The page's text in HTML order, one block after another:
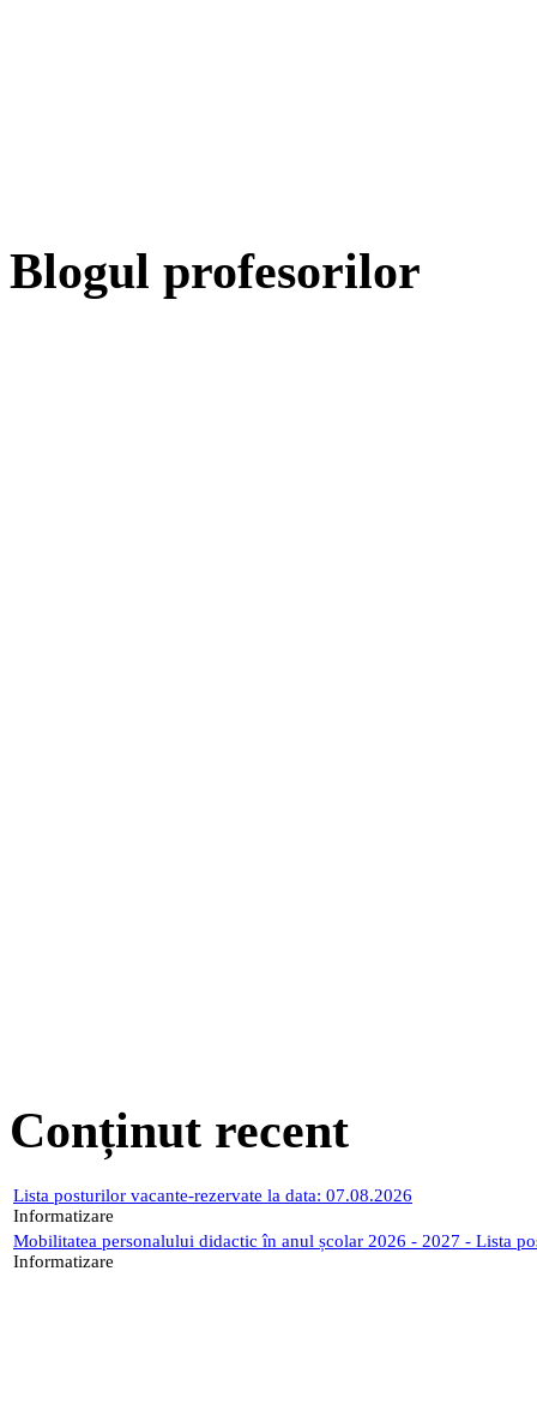
Blogul profesorilor
Conținut recent
Lista posturilor vacante-rezervate la data: 07.08.2026
Informatizare
Mobilitatea personalului didactic în anul școlar 2026 - 2027 - Lista
Informatizare